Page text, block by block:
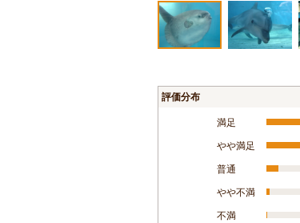
評価分布
満足
やや満足
普通
やや不満
不満